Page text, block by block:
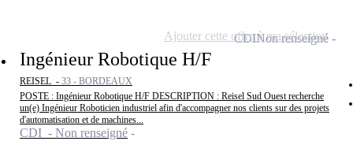
Ingénieur Robotique H/F
REISEL - 33 - BORDEAUX
POSTE : Ingénieur Robotique H/F DESCRIPTION : Reisel Sud Ouest recherche
un(e) Ingénieur Roboticien industriel afin d'accompagner nos clients sur des projets
d'automatisation et de machines...
CDI - Non renseigné
CDINon renseigné
Ajouter cette offre à ma sélection